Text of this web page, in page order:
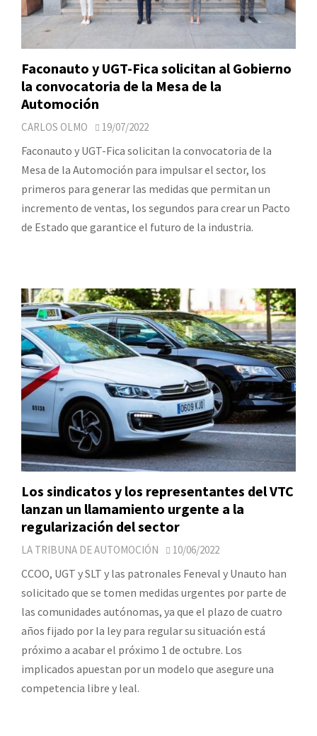
Faconauto y UGT-Fica solicitan al Gobierno
la convocatoria de la Mesa de la
Automoción
CARLOS OLMO 19/07/2022
Faconauto y UGT-Fica solicitan la convocatoria de la
Mesa de la Automoción para impulsar el sector, los
primeros para generar las medidas que permitan un
incremento de ventas, los segundos para crear un Pacto
de Estado que garantice el futuro de la industria.
Los sindicatos y los representantes del VTC
lanzan un llamamiento urgente a la
regularización del sector
LA TRIBUNA DE AUTOMOCIÓN 10/06/2022
CCOO, UGT y SLT y las patronales Feneval y Unauto han
solicitado que se tomen medidas urgentes por parte de
las comunidades autónomas, ya que el plazo de cuatro
años fijado por la ley para regular su situación está
próximo a acabar el próximo 1 de octubre. Los
implicados apuestan por un modelo que asegure una
competencia libre y leal.